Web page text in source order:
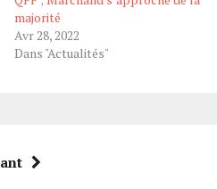
majorité
Avr 28, 2022
Dans "Actualités"